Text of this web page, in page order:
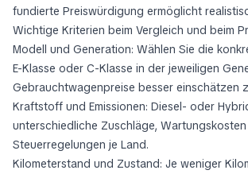
fundierte Preiswürdigung ermöglicht
Wichtige Kriterien beim Vergleich und beim
Modell und Generation: Wählen Sie die
E-Klasse oder C-Klasse in der jeweiligen
Gebrauchtwagenpreise besser einschätzen
Kraftstoff und Emissionen: Diesel- oder
unterschiedliche Zuschläge,
Steuerregelungen je Land.
Kilometerstand und Zustand: Je weniger